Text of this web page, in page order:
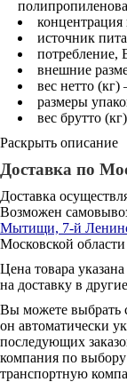
источник
потребление,
внешние
вес нетто
размеры
вес брутто
Раскрыть описание
Доставка по
Доставка
Возможен
Мытищи, 7-й
Московской области
Цена товара
на доставку в
Вы можете выбрать
он автоматически
последующих
компания по
транспортную